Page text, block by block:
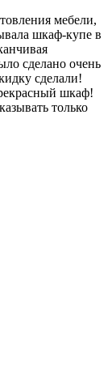
мебели,
шкаф-купе в
сделано очень
сделали!
шкаф!
только